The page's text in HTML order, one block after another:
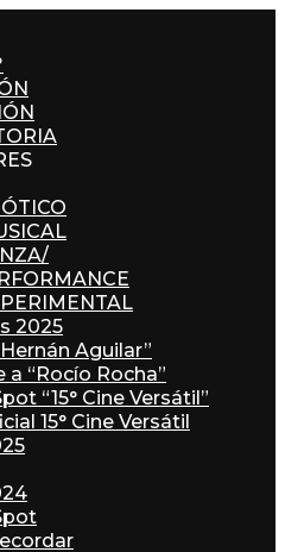
2025
Aguilar”
a “Rocío Rocha”
“15° Cine Versátil”
15° Cine Versátil